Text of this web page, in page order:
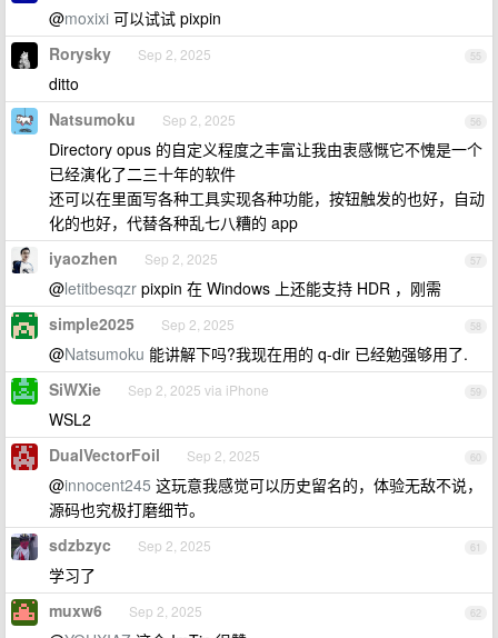
@moxixi 可以试试 pixpin
55
Rorysky Sep 2, 2025
ditto
56
Natsumoku Sep 2, 2025
Directory opus 的自定义程度之丰富让我由衷感慨它不愧是一个
已经演化了二三十年的软件
还可以在里面写各种工具实现各种功能，按钮触发的也好，自动
化的也好，代替各种乱七八糟的 app
57
iyaozhen Sep 2, 2025
@letitbesqzr pixpin 在 Windows 上还能支持 HDR ，刚需
58
simple2025 Sep 2, 2025
@Natsumoku 能讲解下吗?我现在用的 q-dir 已经勉强够用了.
59
SiWXie Sep 2, 2025 via iPhone
WSL2
60
DualVectorFoil Sep 2, 2025
@innocent245 这玩意我感觉可以历史留名的，体验无敌不说，
源码也究极打磨细节。
61
sdzbzyc Sep 2, 2025
学习了
62
muxw6 Sep 2, 2025